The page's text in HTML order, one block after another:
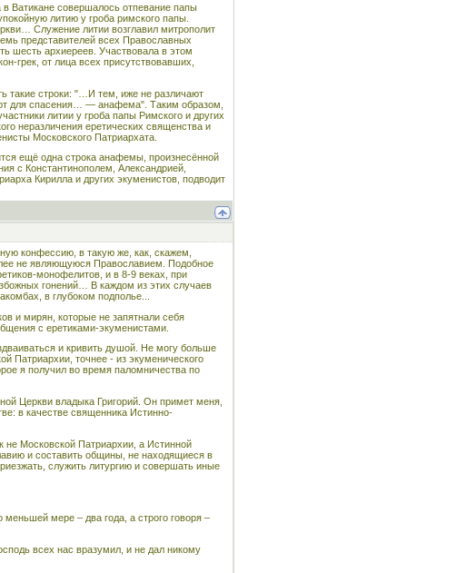
Ватикане совершалось отпевание папы
литию у гроба римского папы.
Служение литии возглавил митрополит
представителей всех Православных
шесть архиереев. Участвовала в этом
грек, от лица всех присутствовавших,
такие строки: "…И тем, иже не различают
для спасения… — анафема". Таким образом,
литии у гроба папы Римского и других
неразличения еретических священства и
Московского Патриархата.
ещё одна строка анафемы, произнесённой
с Константинополем, Александрией,
Кирилла и других экуменистов, подводит
конфессию, в такую же, как, скажем,
не являющуюся Православием. Подобное
монофелитов, и в 8-9 веках, при
гонений… В каждом из этих случаев
в глубоком подполье...
и мирян, которые не запятнали себя
с еретиками-экуменистами.
и кривить душой. Не могу больше
Патриархии, точнее - из экуменического
я получил во время паломничества по
Церкви владыка Григорий. Он примет меня,
в качестве священника Истинно-
не Московской Патриархии, а Истинной
и составить общины, не находящиеся в
служить литургию и совершать иные
мере – два года, а строго говоря –
всех нас вразумил, и не дал никому